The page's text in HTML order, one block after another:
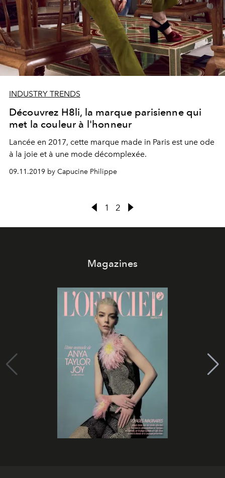
INDUSTRY TRENDS
Découvrez H8li, la marque parisienne qui
met la couleur à l'honneur
Lancée en 2017, cette marque made in Paris est une ode
à la joie et à une mode décomplexée.
09.11.2019 by Capucine Philippe
1 2
Magazines